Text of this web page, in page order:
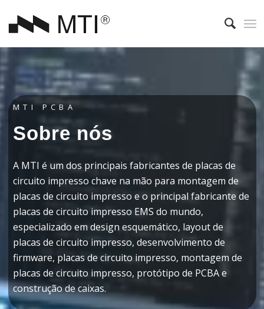
MTI PCBA
Sobre nós
A MTI é um dos principais fabricantes de placas de
circuito impresso chave na mão para montagem de
placas de circuito impresso e o principal fabricante de
placas de circuito impresso EMS do mundo,
especializado em design esquemático, layout de
placas de circuito impresso, desenvolvimento de
firmware, placas de circuito impresso, montagem de
placas de circuito impresso, protótipo de PCBA e
construção de caixas.